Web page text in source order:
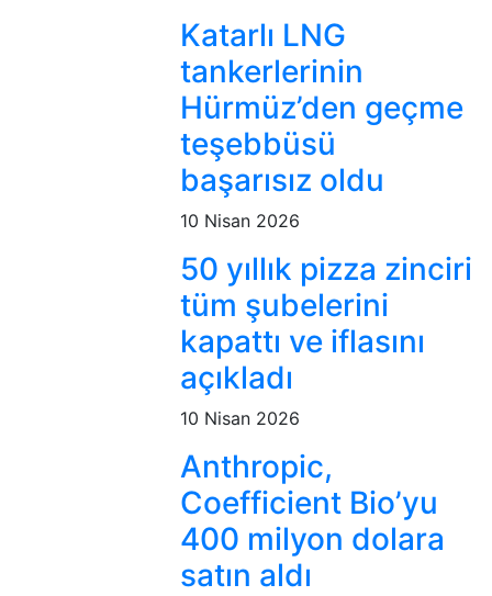
Katarlı LNG
tankerlerinin
Hürmüz’den geçme
teşebbüsü
başarısız oldu
10 Nisan 2026
50 yıllık pizza zinciri
tüm şubelerini
kapattı ve iflasını
açıkladı
10 Nisan 2026
Anthropic,
Coefficient Bio’yu
400 milyon dolara
satın aldı